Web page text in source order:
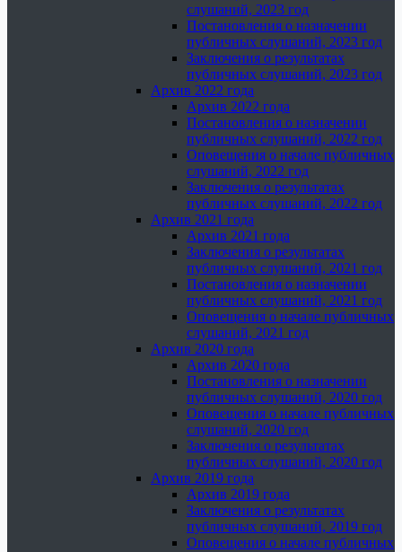
слушаний, 2023 год
Постановления о назначении
публичных слушаний, 2023 год
Заключения о результатах
публичных слушаний, 2023 год
Архив 2022 года
Архив 2022 года
Постановления о назначении
публичных слушаний, 2022 год
Оповещения о начале публичных
слушаний, 2022 год
Заключения о результатах
публичных слушаний, 2022 год
Архив 2021 года
Архив 2021 года
Заключения о результатах
публичных слушаний, 2021 год
Постановления о назначении
публичных слушаний, 2021 год
Оповещения о начале публичных
слушаний, 2021 год
Архив 2020 года
Архив 2020 года
Постановления о назначении
публичных слушаний, 2020 год
Оповещения о начале публичных
слушаний, 2020 год
Заключения о результатах
публичных слушаний, 2020 год
Архив 2019 года
Архив 2019 года
Заключения о результатах
публичных слушаний, 2019 год
Оповещения о начале публичных